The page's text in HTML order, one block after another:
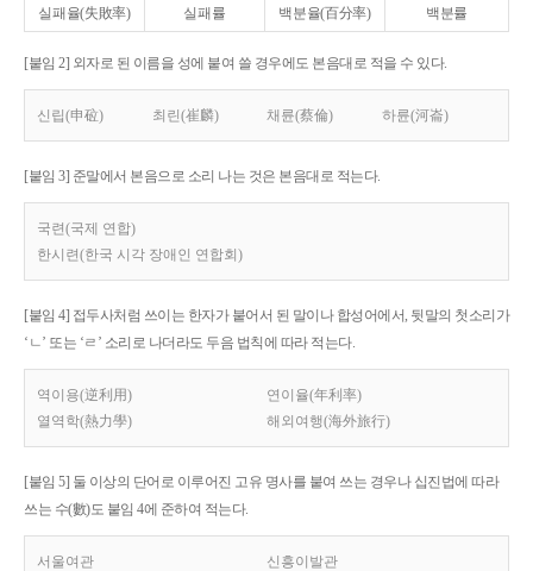
실패율(失敗率) 실패률 백분율(百分率) 백분률
[붙임 2] 외자로 된 이름을 성에 붙여 쓸 경우에도 본음대로 적을 수 있다.
신립(申砬) 최린(崔麟) 채륜(蔡倫) 하륜(河崙)
[붙임 3] 준말에서 본음으로 소리 나는 것은 본음대로 적는다.
국련(국제 연합)
한시련(한국 시각 장애인 연합회)
[붙임 4] 접두사처럼 쓰이는 한자가 붙어서 된 말이나 합성어에서, 뒷말의 첫소리가
‘ㄴ’ 또는 ‘ㄹ’ 소리로 나더라도 두음 법칙에 따라 적는다.
역이용(逆利用)
연이율(年利率)
열역학(熱力學)
해외여행(海外旅行)
[붙임 5] 둘 이상의 단어로 이루어진 고유 명사를 붙여 쓰는 경우나 십진법에 따라
쓰는 수(數)도 붙임 4에 준하여 적는다.
서울여관 신흥이발관